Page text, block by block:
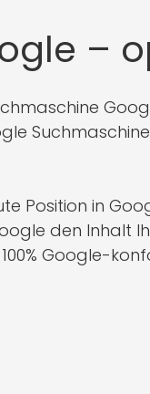
–
Position in
den Inhalt
Google-